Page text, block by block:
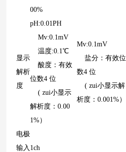
00%
显示
解析
度
pH:0.01PH
Mv:0.1mV
温度:0.1℃
酸度：有效
位数4 位
( zui小显示
解析度：0.00
1%）
Mv:0.1mV
盐分：有效位
数4 位
( zui小显示解
析度：0.001%）
电极
输入 1ch